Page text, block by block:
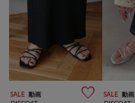
SALE 動画  SALE 動画